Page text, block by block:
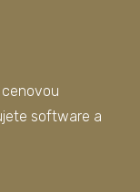
software a